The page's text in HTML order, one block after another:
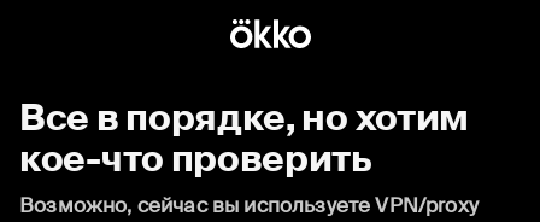
Все в порядке, но хотим
кое-что проверить
Возможно, сейчас вы используете VPN/proxy